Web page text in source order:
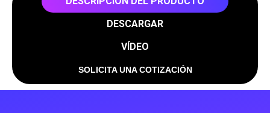
DESCARGAR
VÍDEO
SOLICITA UNA COTIZACIÓN